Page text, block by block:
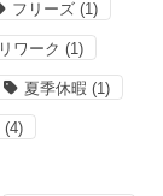
フリーズ (1)
リワーク (1)
夏季休暇 (1)
(4)